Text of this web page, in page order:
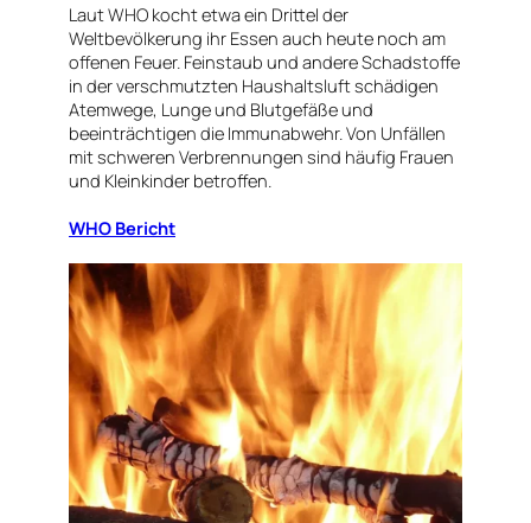
Laut WHO kocht etwa ein Drittel der
Weltbevölkerung ihr Essen auch heute noch am
offenen Feuer. Feinstaub und andere Schadstoffe
in der verschmutzten Haushaltsluft schädigen
Atemwege, Lunge und Blutgefäße und
beeinträchtigen die Immunabwehr. Von Unfällen
mit schweren Verbrennungen sind häufig Frauen
und Kleinkinder betroffen.
WHO Bericht